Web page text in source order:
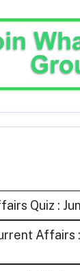
Quiz :
Affairs :